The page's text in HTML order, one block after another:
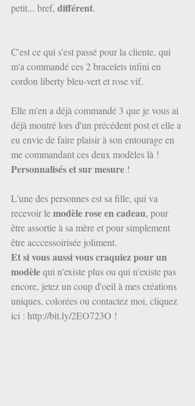
petit... bref, différent.
C'est ce qui s'est passé pour la cliente, qui
m'a commandé ces 2 bracelets infini en
cordon liberty bleu-vert et rose vif.
Elle m'en a déjà commandé 3 que je vous ai
déjà montré lors d'un précédent post et elle a
eu envie de faire plaisir à son entourage en
me commandant ces deux modèles là !
Personnalisés et sur mesure !
L'une des personnes est sa fille, qui va
recevoir le modèle rose en cadeau, pour
être assortie à sa mère et pour simplement
être acccessoirisée joliment.
Et si vous aussi vous craquiez pour un
modèle qui n'existe plus ou qui n'existe pas
encore, jetez un coup d'oeil à mes créations
uniques, colorées ou contactez moi, cliquez
ici : http://bit.ly/2EO723O !